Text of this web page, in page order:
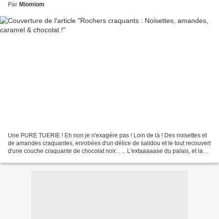
Par Miomiom
Une PURE TUERIE ! Eh non je n'exagère pas ! Loin de là ! Des noisettes et
de amandes craquantes, enrobées d'un délice de salidou et le tout recouvert
d'une couche craquante de chocolat noir... ... L'extaaaaase du palais, et la